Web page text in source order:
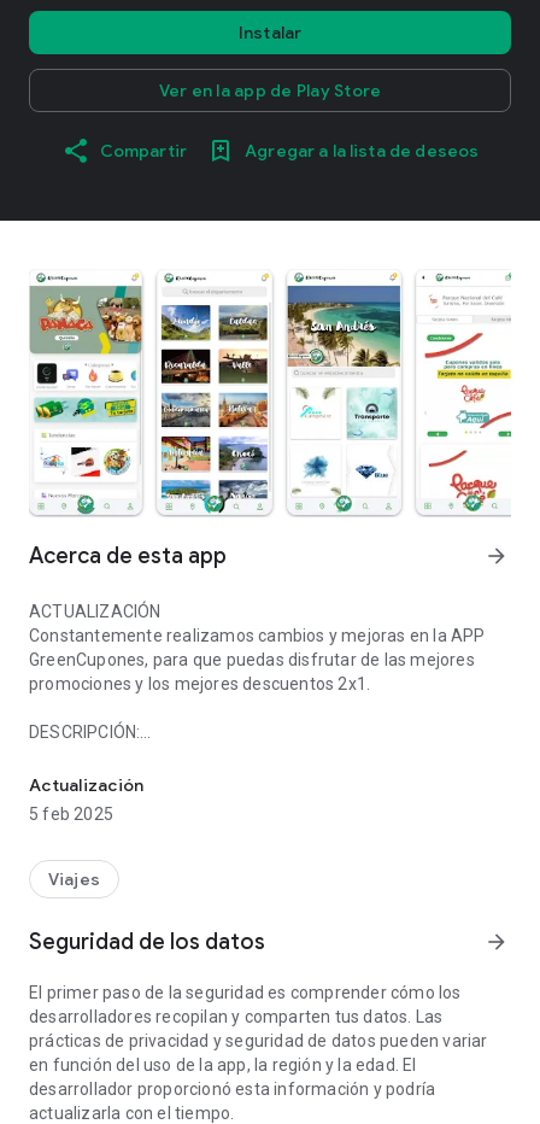
Instalar
Ver en la app de Play Store
Compartir Agregar a la lista de deseos
Acerca de esta app arrow_forward
ACTUALIZACIÓN
Constantemente realizamos cambios y mejoras en la APP
GreenCupones, para que puedas disfrutar de las mejores
promociones y los mejores descuentos 2x1.
DESCRIPCIÓN:
aliadas.
º Botón de registro que captura y almacena información
º Descripción de actividades de las empresas aliadas.
º Control y registro de los cupones redimidos por los
º Información de términos de uso y vigencias de los cupones.
para las empresas aliadas.
º Geo-Localizada de las empresas aliadas en google maps.
º Perfil de las empresas aliadas con descripción de
productos, servicios ofrecidos, enlaces a la página web o
redes sociales, correo electrónico y teléfonos.
Actualización
5 feb 2025
Viajes
Seguridad de los datos arrow_forward
El primer paso de la seguridad es comprender cómo los
desarrolladores recopilan y comparten tus datos. Las
prácticas de privacidad y seguridad de datos pueden variar
en función del uso de la app, la región y la edad. El
desarrollador proporcionó esta información y podría
actualizarla con el tiempo.